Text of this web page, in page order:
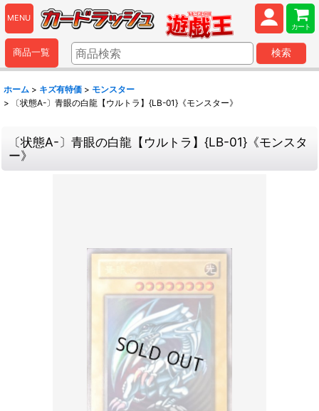
MENU
カート
商品一覧 検索
ホーム > キズ有特価 > モンスター
>
〔状態A-〕青眼の白龍【ウルトラ】{LB-01}《モンスター》
〔状態A-〕青眼の白龍【ウルトラ】{LB-01}《モンスタ
ー》